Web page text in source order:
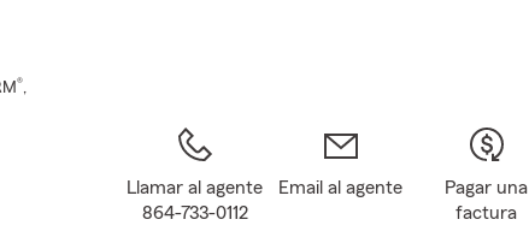
®,
Llamar al agente
864-733-0112
Email al agente
Pagar una
factura